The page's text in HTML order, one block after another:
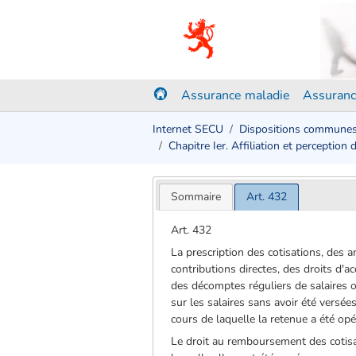
Assurance maladie
Internet SECU Dispositions communes
Chapitre Ier. Affiliation et perception
Sommaire Art. 432
Art. 432
La prescription des cotisations, des
contributions directes, des droits
des décomptes réguliers de salaires
sur les salaires sans avoir été
cours de laquelle la retenue a été
Le droit au remboursement des